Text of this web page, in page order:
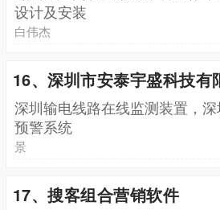
设计及安装
白伟杰
16、深圳市安泰宇盛科技有
深圳输电线路在线监测装置，
预警系统
景
17、搜客组合营销软件